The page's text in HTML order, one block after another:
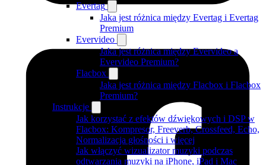
Evertag
Jaka jest różnica między Evertag i Evertag
Premium
Evervideo
Jaka jest różnica między Evervideo a
Evervideo Premium?
Flacbox
Jaka jest różnica między Flacbox i Flacbox
Premium?
Instrukcje
Jak korzystać z efektów dźwiękowych i DSP w
Flacbox: Kompresor, Freeverb, Crossfeed, Echo,
Normalizacja głośności i więcej
Jak włączyć wizualizator muzyki podczas
odtwarzania muzyki na iPhone, iPad i Mac